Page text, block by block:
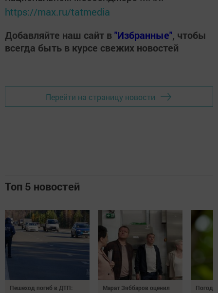
https://max.ru/tatmedia
Добавляйте наш сайт в"Избранные", чтобы
всегда быть в курсе свежих новостей
Перейти на страницу новости
Топ 5 новостей
Пешеход погиб в ДТП:
Марат Зяббаров оценил
Погода